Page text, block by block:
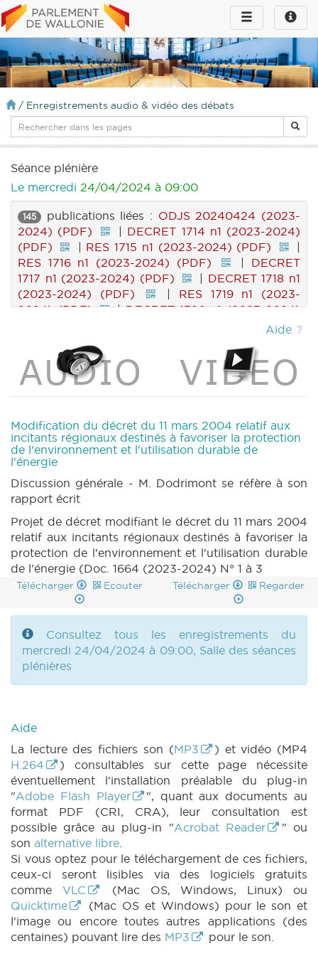
Toggle
infos
Toggle
navigation
/ Enregistrements audio & vidéo des débats
Séance plénière
Le mercredi 24/04/2024 à 09:00
145 publications liées : ODJS 20240424 (2023-
2024) (PDF)
| DECRET 1714 n1 (2023-2024)
(PDF)
| RES 1715 n1 (2023-2024) (PDF)
|
RES 1716 n1 (2023-2024) (PDF)
| DECRET
1717 n1 (2023-2024) (PDF)
| DECRET 1718 n1
(2023-2024) (PDF)
| RES 1719 n1 (2023-
2024) (PDF)
|DECRET 1720 n1 (2023-2024)
DECRET 1724 n1 (2023-2024) (PDF)
1726 n1 (2023-2024) (PDF)
|RES 1727 n1
(2023-2024) (PDF)
RES 1728 n1 (2023-
2024) (PDF)
|
RES 1729 n1 (2023-2024)
|
DECRET 1731 n1 (2023-2024) (PDF)
DECRET 1732 n1 (2023-2024) (PDF)
|RES
1733 n1 (2023-2024) (PDF)
|RES 1734 n1
(2023-2024) (PDF)
2024) (PDF)
|RES 1736 n1 (2023-2024)
(PDF)
|
1762 n1 (2023-2024) (PDF)
|DECRET 1763 n1
(2023-2024) (PDF)
|RAPPORT 1605 n1
(2023-2024) (PDF)
| RAPPORT 1605 n1bis
(2023-2024) (PDF)
|RAPPORT 1605 n2
(2023-2024) (PDF)
DECRET 1658 n1 (2023-
2024) (PDF)
DECRET 1658 n2 (2023-2024)
|PARCHEMIN 1658 (2023-2024) (PDF)
|
DECRET 1659 n1 (2023-2024) (PDF)
|
DECRET 1659 n2 (2023-2024) (PDF)
DECRET 1659 n3 (2023-2024) (PDF)
|
DECRET 1660 n2 (2023-2024) (PDF)
DECRET 1660 n3 (2023-2024) (PDF)
|
DECRET 1660 n4 (2023-2024) (PDF)
|
PARCHEMIN 1660 (2023-2024) (PDF)
|
DECRET 1661 n1 (2023-2024) (PDF)
|
DECRET 1661 n2 (2023-2024) (PDF)
|
DECRET 1661 n3 (2023-2024) (PDF)
|
DECRET 1661 n4 (2023-2024) (PDF)
PARCHEMIN 1661 (2023-2024) (PDF)
|
DECRET 1662 n1 (2023-2024) (PDF)
|
DECRET 1662 n2 (2023-2024) (PDF)
|
DECRET 1662 n3 (2023-2024) (PDF)
|
PARCHEMIN 1662 (2023-2024) (PDF)
|
DECRET 1663 n1 (2023-2024) (PDF)
Aide
Modification du décret du 11 mars 2004 relatif aux
incitants régionaux destinés à favoriser la protection
de l'environnement et l'utilisation durable de
l'énergie
Discussion générale - M. Dodrimont se réfère à son
rapport écrit
Projet de décret modifiant le décret du 11 mars 2004
relatif aux incitants régionaux destinés à favoriser la
protection de l'environnement et l'utilisation durable
de l'énergie (Doc. 1664 (2023-2024) N° 1 à 3
Télécharger Ecouter Télécharger Regarder
Consultez tous les enregistrements du
mercredi 24/04/2024 à 09:00, Salle des séances
plénières
Aide
La lecture des fichiers son (MP3
) et vidéo (MP4
H.264
) consultables sur cette page nécessite
éventuellement l'installation préalable du plug-in
"Adobe Flash Player
", quant aux documents au
format PDF (CRI, CRA), leur consultation est
possible grâce au plug-in "Acrobat Reader
" ou
son alternative libre.
Si vous optez pour le téléchargement de ces fichiers,
ceux-ci seront lisibles via des logiciels gratuits
comme VLC
(Mac OS, Windows, Linux) ou
Quicktime
(Mac OS et Windows) pour le son et
l'image ou encore toutes autres applications (des
centaines) pouvant lire des MP3 pour le son.